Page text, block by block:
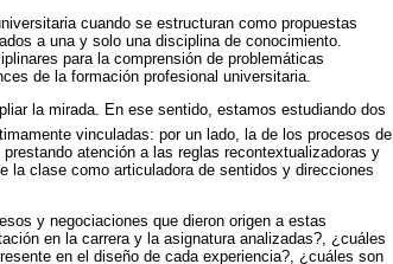
cuando se estructuran como propuestas
a una y solo una disciplina de conocimiento.
para la comprensión de problemáticas
de la formación profesional universitaria.
la mirada. En ese sentido, estamos estudiando dos
vinculadas: por un lado, la de los procesos de
atención a las reglas recontextualizadoras y
la clase como articuladora de sentidos y direcciones
y negociaciones que dieron origen a estas
en la carrera y la asignatura analizadas?, ¿cuáles
en el diseño de cada experiencia?, ¿cuáles son